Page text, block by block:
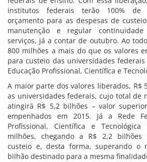
institutos federais terão 100% de
orçamento para as despesas de
manutenção e regular
serviços, já a contar de outubro. Ao
800 milhões a mais do que os valores
para custeio das universidades
Educação Profissional, Científica e
A maior parte dos valores liberados, R$
as universidades federais, cujo total de
atingirá R$ 5,2 bilhões – valor
empenhados em 2015. Já a Rede
Profissional, Científica e
milhões, chegando a R$ 2,2 bilhões
custeio e, desta forma, superando o
bilhão destinado para a mesma